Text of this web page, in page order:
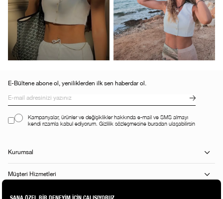
E-Bültene abone ol, yeniliklerden ilk sen haberdar ol.
Kampanyalar, ürünler ve değişiklikler hakkında e-mail ve SMS almayı
kendi rızamla kabul ediyorum. Gizlilik sözleşmesine buradan ulaşabilirsin
Kurumsal
Müşteri Hizmetleri
Alışveriş Rehberi